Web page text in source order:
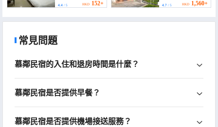
4.4 / 5 HKD 152+ 4.7/ 5 HKD 1,560+
常見問題
慕鄰民宿的入住和退房時間是什麼？
慕鄰民宿是否提供早餐？
慕鄰民宿是否提供機場接送服務？